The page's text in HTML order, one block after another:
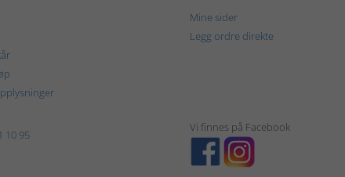
Mine sider
Legg ordre direkte
10 95
Vi finnes på Facebook